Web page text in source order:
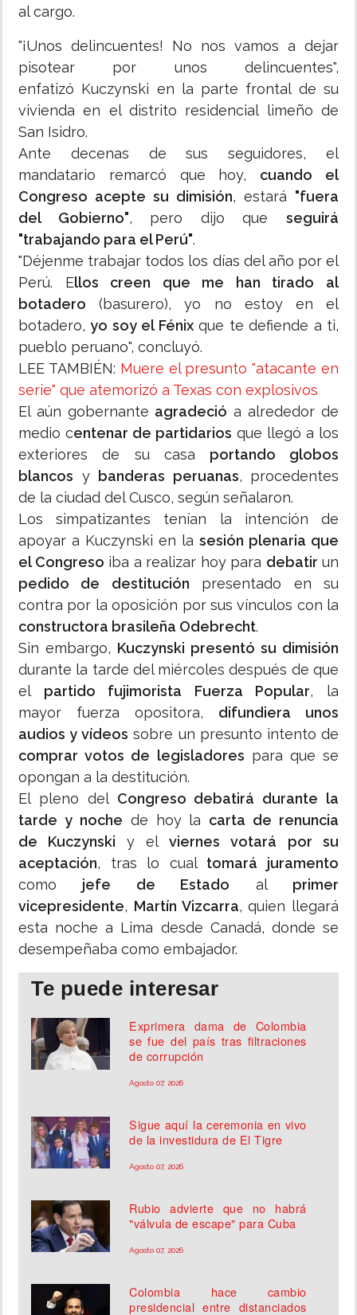
al cargo.
"¡Unos delincuentes! No nos vamos a dejar
pisotear por unos delincuentes",
enfatizó Kuczynski en la parte frontal de su
vivienda en el distrito residencial limeño de
San Isidro.
Ante decenas de sus seguidores, el
mandatario remarcó que hoy, cuando el
Congreso acepte su dimisión, estará "fuera
del Gobierno", pero dijo queseguirá
"trabajando para el Perú".
"Déjenme trabajar todos los días del año por el
Perú. Ellos creen que me han tirado al
botadero (basurero), yo no estoy en el
botadero,yo soy el Fénixque te defiende a ti,
pueblo peruano", concluyó.
LEE TAMBIÉN: Muere el presunto "atacante en
serie" que atemorizó a Texas con explosivos
El aún gobernante agradeció a alrededor de
medio centenar de partidarios que llegó a los
exteriores de su casa portando globos
blancos y banderas peruanas, procedentes
de la ciudad del Cusco, según señalaron.
Los simpatizantes tenían la intención de
apoyar a Kuczynski en la sesión plenaria que
el Congreso iba a realizar hoy para debatir un
pedido de destitución presentado en su
contra por la oposición por sus vínculos con la
constructora brasileña Odebrecht.
Sin embargo, Kuczynski presentó su dimisión
durante la tarde del miércoles después de que
el partido fujimorista Fuerza Popular, la
mayor fuerza opositora, difundiera unos
audios y vídeos sobre un presunto intento de
comprar votos de legisladores para que se
opongan a la destitución.
El pleno del Congreso debatirá durante la
tarde y noche de hoy la carta de renuncia
de Kuczynski y elviernes votará por su
aceptación, tras lo cual tomará juramento
como jefe de Estado al primer
vicepresidente, Martín Vizcarra, quien llegará
esta noche a Lima desde Canadá, donde se
desempeñaba como embajador.
Te puede interesar
Exprimera dama de Colombia
se fue del país tras filtraciones
de corrupción
Agosto 07, 2026
Sigue aquí la ceremonia en vivo
de la investidura de El Tigre
Agosto 07, 2026
Rubio advierte que no habrá
"válvula de escape" para Cuba
Agosto 07, 2026
Colombia hace cambio
presidencial entre distanciados